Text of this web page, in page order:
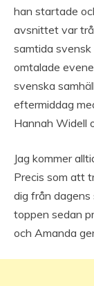
han startade
avsnittet var
samtida
omtalade
svenska
eftermiddag
Hannah Widell
Jag kommer
Precis som att
dig från
toppen sedan
och Amanda